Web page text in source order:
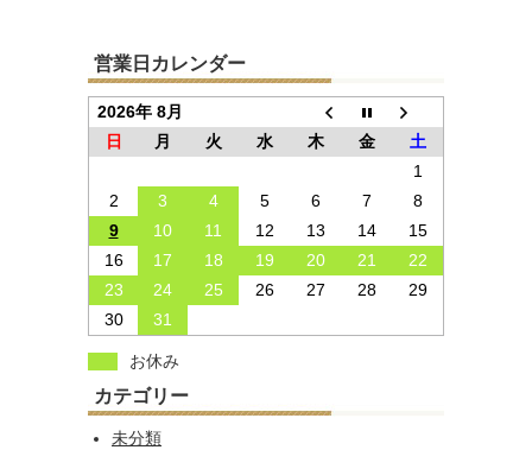
営業日カレンダー
2026年 8月
日
月 火 水 木 金
土
1
2
3 4 5 6 7
8
9
10 11 12 13 14
15
16
17 18 19 20 21
22
23
24 25 26 27 28
29
30
31
お休み
カテゴリー
未分類